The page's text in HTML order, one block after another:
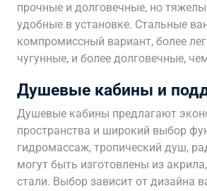
прочные и долговечные, но
удобные в установке. Стальные
компромиссный вариант, более
чугунные, и более долговечные,
Душевые кабины и
Душевые кабины предлагают
пространства и широкий выбор
гидромассаж, тропический душ,
могут быть изготовлены из
стали. Выбор зависит от дизайна